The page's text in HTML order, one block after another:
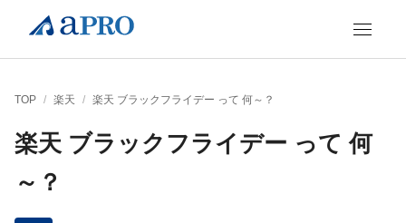
TOP / 楽天 / 楽天 ブラックフライデー って 何～？
楽天 ブラックフライデー って 何
～？